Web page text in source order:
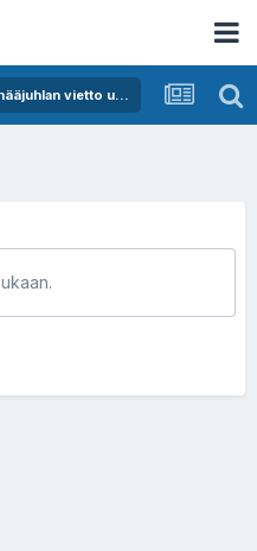
Monikulttuuriset avioliitot/hääjuhlat, hääjuhlan vietto ulkomailla